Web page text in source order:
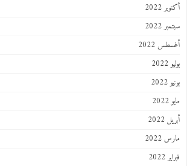
أكتوبر 2022
سبتمبر 2022
أغسطس 2022
يوليو 2022
يونيو 2022
مايو 2022
أبريل 2022
مارس 2022
فبراير 2022